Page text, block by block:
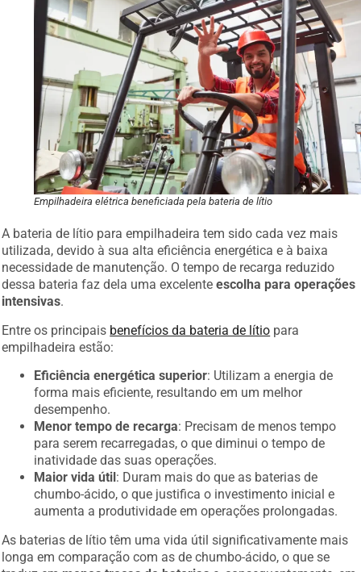
Empilhadeira elétrica beneficiada pela bateria de lítio
A bateria de lítio para empilhadeira tem sido cada vez mais
utilizada, devido à sua alta eficiência energética e à baixa
necessidade de manutenção. O tempo de recarga reduzido
dessa bateria faz dela uma excelenteescolha para operações
intensivas
Entre os principais benefícios da bateria de lítio para
empilhadeira estão:
Eficiência energética superior: Utilizam a energia de
forma mais eficiente, resultando em um melhor
desempenho.
Menor tempo de recarga: Precisam de menos tempo
para serem recarregadas, o que diminui o tempo de
inatividade das suas operações.
Maior vida útil: Duram mais do que as baterias de
chumbo-ácido, o que justifica o investimento inicial e
aumenta a produtividade em operações prolongadas.
As baterias de lítio têm uma vida útil significativamente mais
longa em comparação com as de chumbo-ácido, o que se